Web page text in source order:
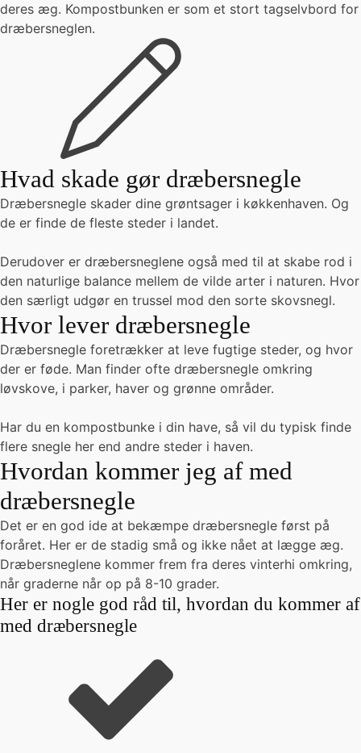
deres æg. Kompostbunken er som et stort tagselvbord for
dræbersneglen.
Hvad skade gør dræbersnegle
Dræbersnegle skader dine grøntsager i køkkenhaven. Og
de er finde de fleste steder i landet.
Derudover er dræbersneglene også med til at skabe rod i
den naturlige balance mellem de vilde arter i naturen. Hvor
den særligt udgør en trussel mod den sorte skovsnegl.
Hvor lever dræbersnegle
Dræbersnegle foretrækker at leve fugtige steder, og hvor
der er føde. Man finder ofte dræbersnegle omkring
løvskove, i parker, haver og grønne områder.
Har du en kompostbunke i din have, så vil du typisk finde
flere snegle her end andre steder i haven.
Hvordan kommer jeg af med
dræbersnegle
Det er en god ide at bekæmpe dræbersnegle først på
foråret. Her er de stadig små og ikke nået at lægge æg.
Dræbersneglene kommer frem fra deres vinterhi omkring,
når graderne når op på 8-10 grader.
Her er nogle god råd til, hvordan du kommer af
med dræbersnegle